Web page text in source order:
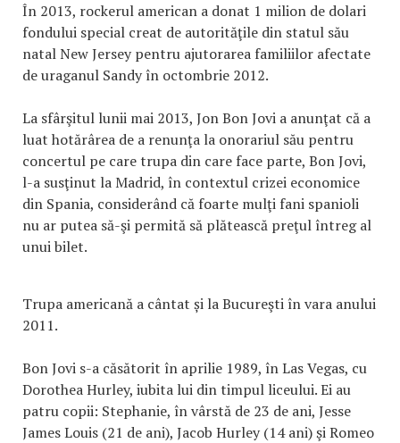
În 2013, rockerul american a donat 1 milion de dolari
fondului special creat de autorităţile din statul său
natal New Jersey pentru ajutorarea familiilor afectate
de uraganul Sandy în octombrie 2012.
La sfârşitul lunii mai 2013, Jon Bon Jovi a anunţat că a
luat hotărârea de a renunţa la onorariul său pentru
concertul pe care trupa din care face parte, Bon Jovi,
l-a susţinut la Madrid, în contextul crizei economice
din Spania, considerând că foarte mulţi fani spanioli
nu ar putea să-şi permită să plătească preţul întreg al
unui bilet.
Trupa americană a cântat și la Bucureşti în vara anului
2011.
Bon Jovi s-a căsătorit în aprilie 1989, în Las Vegas, cu
Dorothea Hurley, iubita lui din timpul liceului. Ei au
patru copii: Stephanie, în vârstă de 23 de ani, Jesse
James Louis (21 de ani), Jacob Hurley (14 ani) şi Romeo